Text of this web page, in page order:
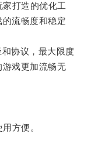
打造的优化工
流畅度和稳定
协议，最大限度
戏更加流畅无
方便。